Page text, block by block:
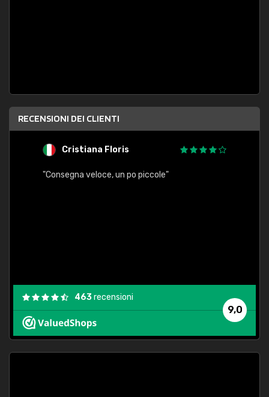
RECENSIONI DEI CLIENTI
Cristiana Floris
"Consegna veloce, un po piccole"
9,0
463recensioni